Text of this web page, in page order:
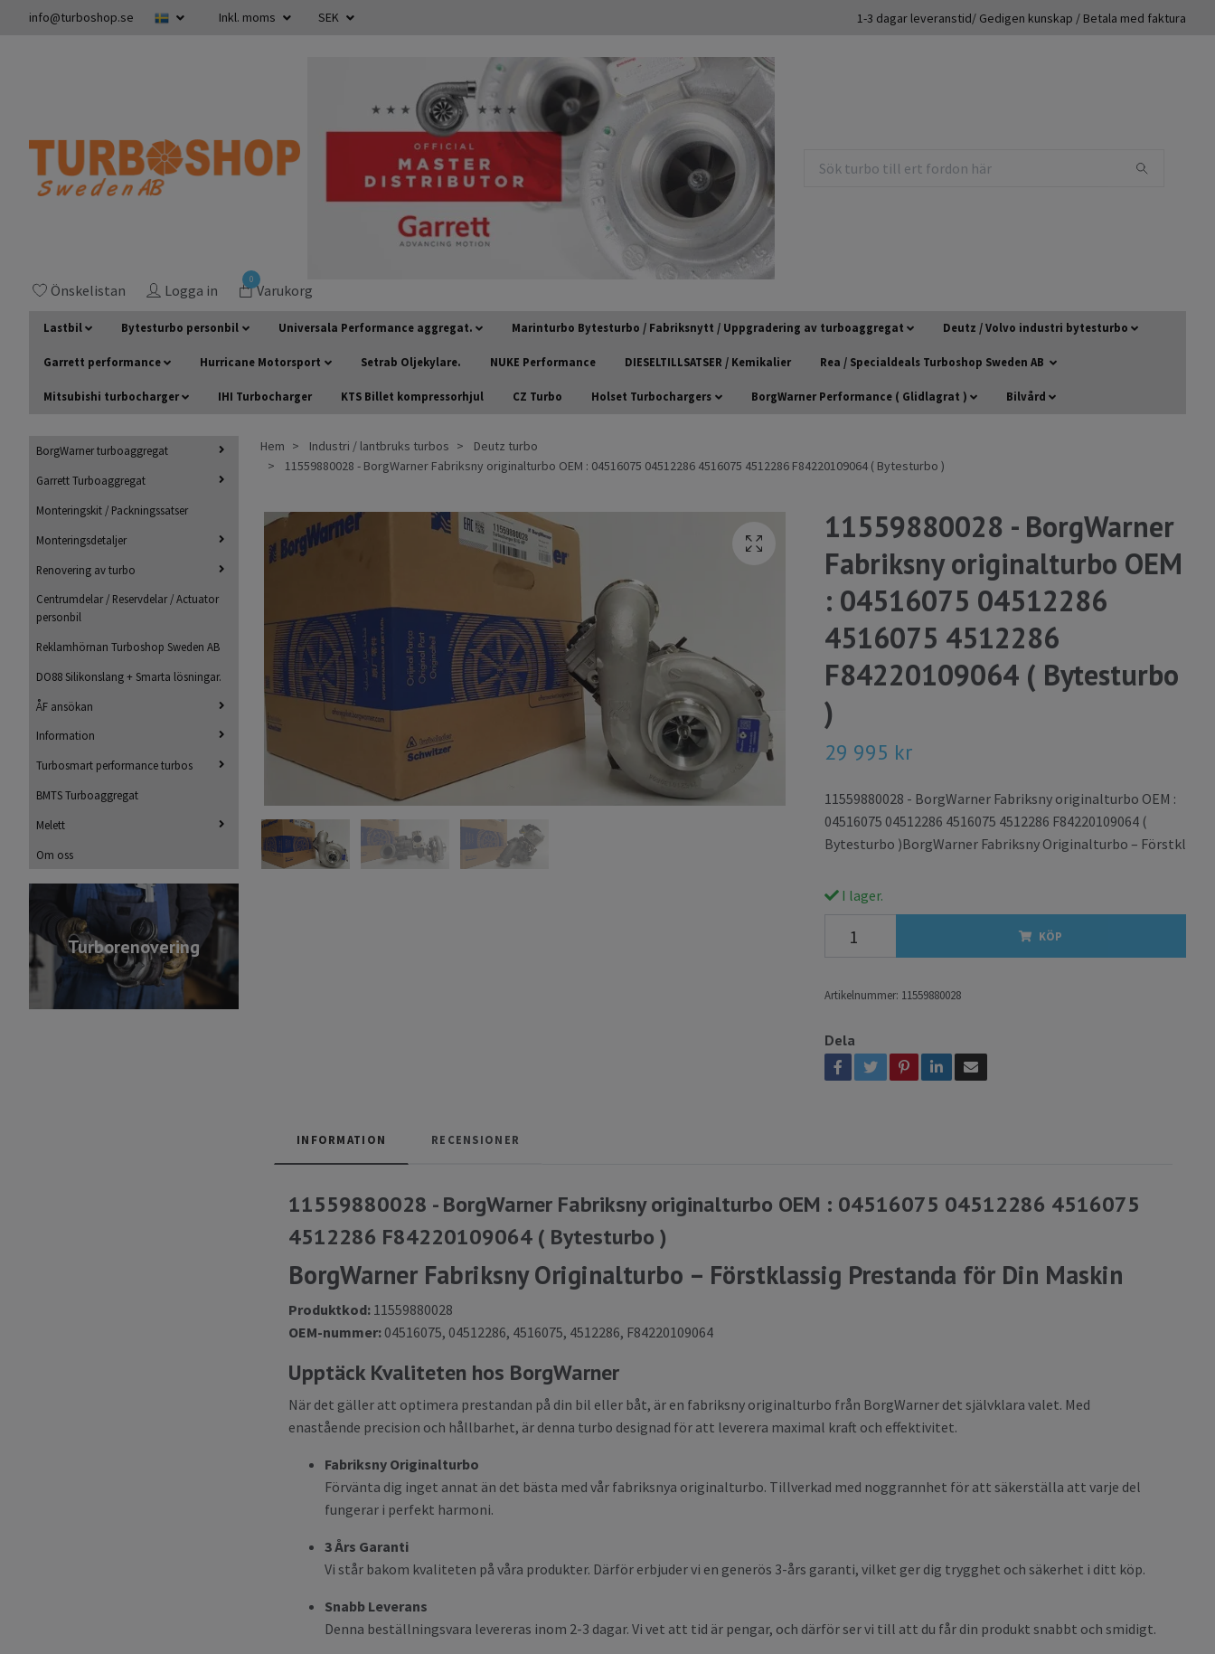
info@turboshop.se Inkl. moms SEK 1-3 dagar leveranstid/ Gedigen kunskap / Betala med faktura
Önskelistan Logga in
0
Varukorg
Lastbil Bytesturbo personbil Universala Performance aggregat. Marinturbo Bytesturbo / Fabriksnytt / Uppgradering av turboaggregat Deutz / Volvo industri bytesturbo
Garrett performance Hurricane Motorsport Setrab Oljekylare. NUKE Performance DIESELTILLSATSER / Kemikalier Rea / Specialdeals Turboshop Sweden AB
Mitsubishi turbocharger IHI Turbocharger KTS Billet kompressorhjul CZ Turbo Holset Turbochargers BorgWarner Performance ( Glidlagrat ) Bilvård
BorgWarner turboaggregat
Garrett Turboaggregat
Monteringskit / Packningssatser
Monteringsdetaljer
Renovering av turbo
Centrumdelar / Reservdelar / Actuator
personbil
Reklamhörnan Turboshop Sweden AB
DO88 Silikonslang + Smarta lösningar.
ÅF ansökan
Information
Turbosmart performance turbos
BMTS Turboaggregat
Melett
Om oss
Turborenovering
Hem Industri / lantbruks turbos
Deutz turbo
11559880028 - BorgWarner Fabriksny originalturbo OEM : 04516075 04512286 4516075 4512286 F84220109064 ( Bytesturbo )
11559880028 - BorgWarner
Fabriksny originalturbo OEM
: 04516075 04512286
4516075 4512286
F84220109064 ( Bytesturbo
)
29 995 kr
11559880028 - BorgWarner Fabriksny originalturbo OEM :
04516075 04512286 4516075 4512286 F84220109064 (
Bytesturbo )BorgWarner Fabriksny Originalturbo – Förstkl
I lager.
KÖP
Artikelnummer: 11559880028
Dela
INFORMATION RECENSIONER
11559880028 - BorgWarner Fabriksny originalturbo OEM : 04516075 04512286 4516075
4512286 F84220109064 ( Bytesturbo )
BorgWarner Fabriksny Originalturbo – Förstklassig Prestanda för Din Maskin
Produktkod: 11559880028
OEM-nummer: 04516075, 04512286, 4516075, 4512286, F84220109064
Upptäck Kvaliteten hos BorgWarner
När det gäller att optimera prestandan på din bil eller båt, är en fabriksny originalturbo från BorgWarner det självklara valet. Med
enastående precision och hållbarhet, är denna turbo designad för att leverera maximal kraft och effektivitet.
Fabriksny Originalturbo
Förvänta dig inget annat än det bästa med vår fabriksnya originalturbo. Tillverkad med noggrannhet för att säkerställa att varje del
fungerar i perfekt harmoni.
3 Års Garanti
Vi står bakom kvaliteten på våra produkter. Därför erbjuder vi en generös 3-års garanti, vilket ger dig trygghet och säkerhet i ditt köp.
Snabb Leverans
Denna beställningsvara levereras inom 2-3 dagar. Vi vet att tid är pengar, och därför ser vi till att du får din produkt snabbt och smidigt.